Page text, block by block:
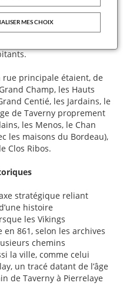
comptait alors 220
comptage utilisée au
fiscal ou une maison
de Condé, ce qui
principale étaient, de
Champ, les Hauts
Centié, les Jardains, le
de Taverny proprement
les Menos, le Chan
les maisons du Bordeau),
Clos Ribos.
stratégique reliant
histoire
les Vikings
861, selon les archives
chemins
la ville, comme celui
un tracé datant de l’âge
de Taverny à Pierrelaye
MES CHOIX